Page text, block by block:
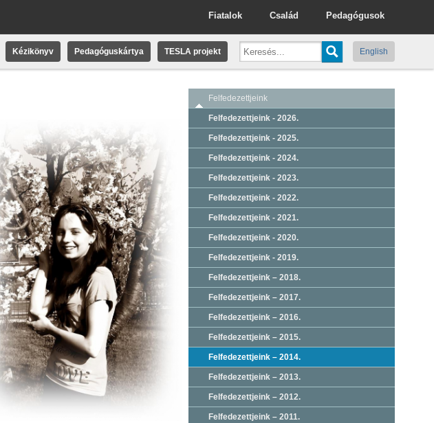
Pedagógusok
Család
Fiatalok
Kézikönyv Pedagóguskártya TESLA projekt English
Felfedezettjeink
Felfedezettjeink - 2026.
Felfedezettjeink - 2025.
Felfedezettjeink - 2024.
Felfedezettjeink - 2023.
Felfedezettjeink - 2022.
Felfedezettjeink - 2021.
Felfedezettjeink - 2020.
Felfedezettjeink - 2019.
Felfedezettjeink – 2018.
Felfedezettjeink – 2017.
Felfedezettjeink – 2016.
Felfedezettjeink – 2015.
Felfedezettjeink – 2014.
Felfedezettjeink – 2013.
Felfedezettjeink – 2012.
Felfedezettjeink – 2011.